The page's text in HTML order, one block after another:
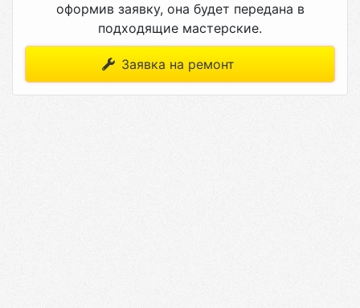
оформив заявку, она будет передана в
подходящие мастерские.
Заявка на ремонт